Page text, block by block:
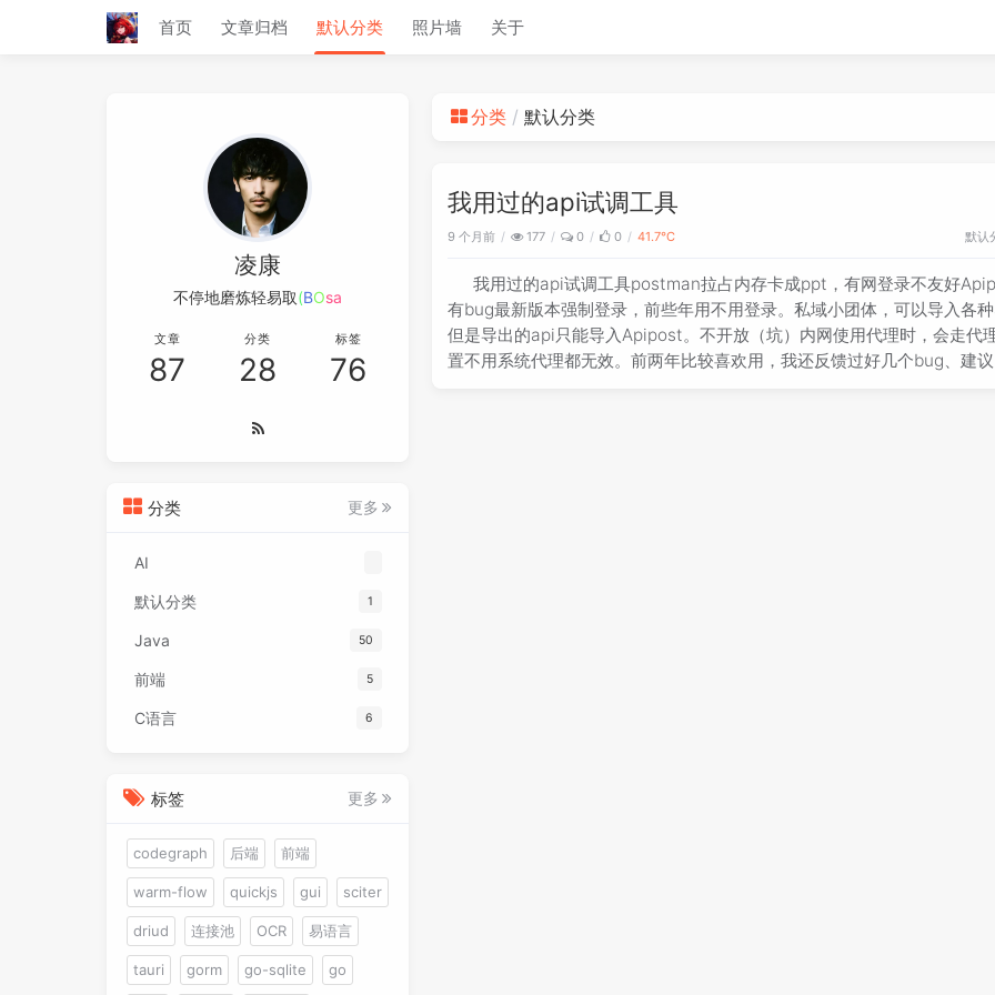
首页 文章归档 默认分类 照片墙 关于
分类 默认分类
我用过的api试调工具
9 个月前 177 0 0 41.7℃ 默认
我用过的api试调工具postman拉占内存卡成ppt，有网登录不友好
有bug最新版本强制登录，前些年用不用登录。私域小团体，可以导入各
但是导出的api只能导入Apipost。不开放（坑）内网使用代理时，会走代
置不用系统代理都无效。前两年比较喜欢用，我还反馈过好几个bug、建
凌康
不停地磨炼轻iLCiN
文章
87
分类
28
标签
76
分类 更多
AI
默认分类 1
Java 50
前端 5
C语言 6
标签 更多
codegraph 后端 前端
warm-flow quickjs gui sciter
driud 连接池 OCR 易语言
tauri gorm go-sqlite go